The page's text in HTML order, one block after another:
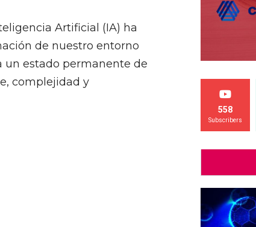
Artificial (IA) ha
de nuestro entorno
un estado permanente de
complejidad y
558
Subscribers